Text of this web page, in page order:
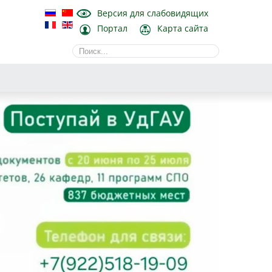
Версия для слабовидящих
Портал
Карта сайта